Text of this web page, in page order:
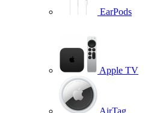
EarPods
Apple TV